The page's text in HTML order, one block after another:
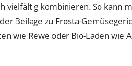
vielfältig kombinieren. So kann
Beilage zu Frosta-
wie Rewe oder Bio-Läden wie